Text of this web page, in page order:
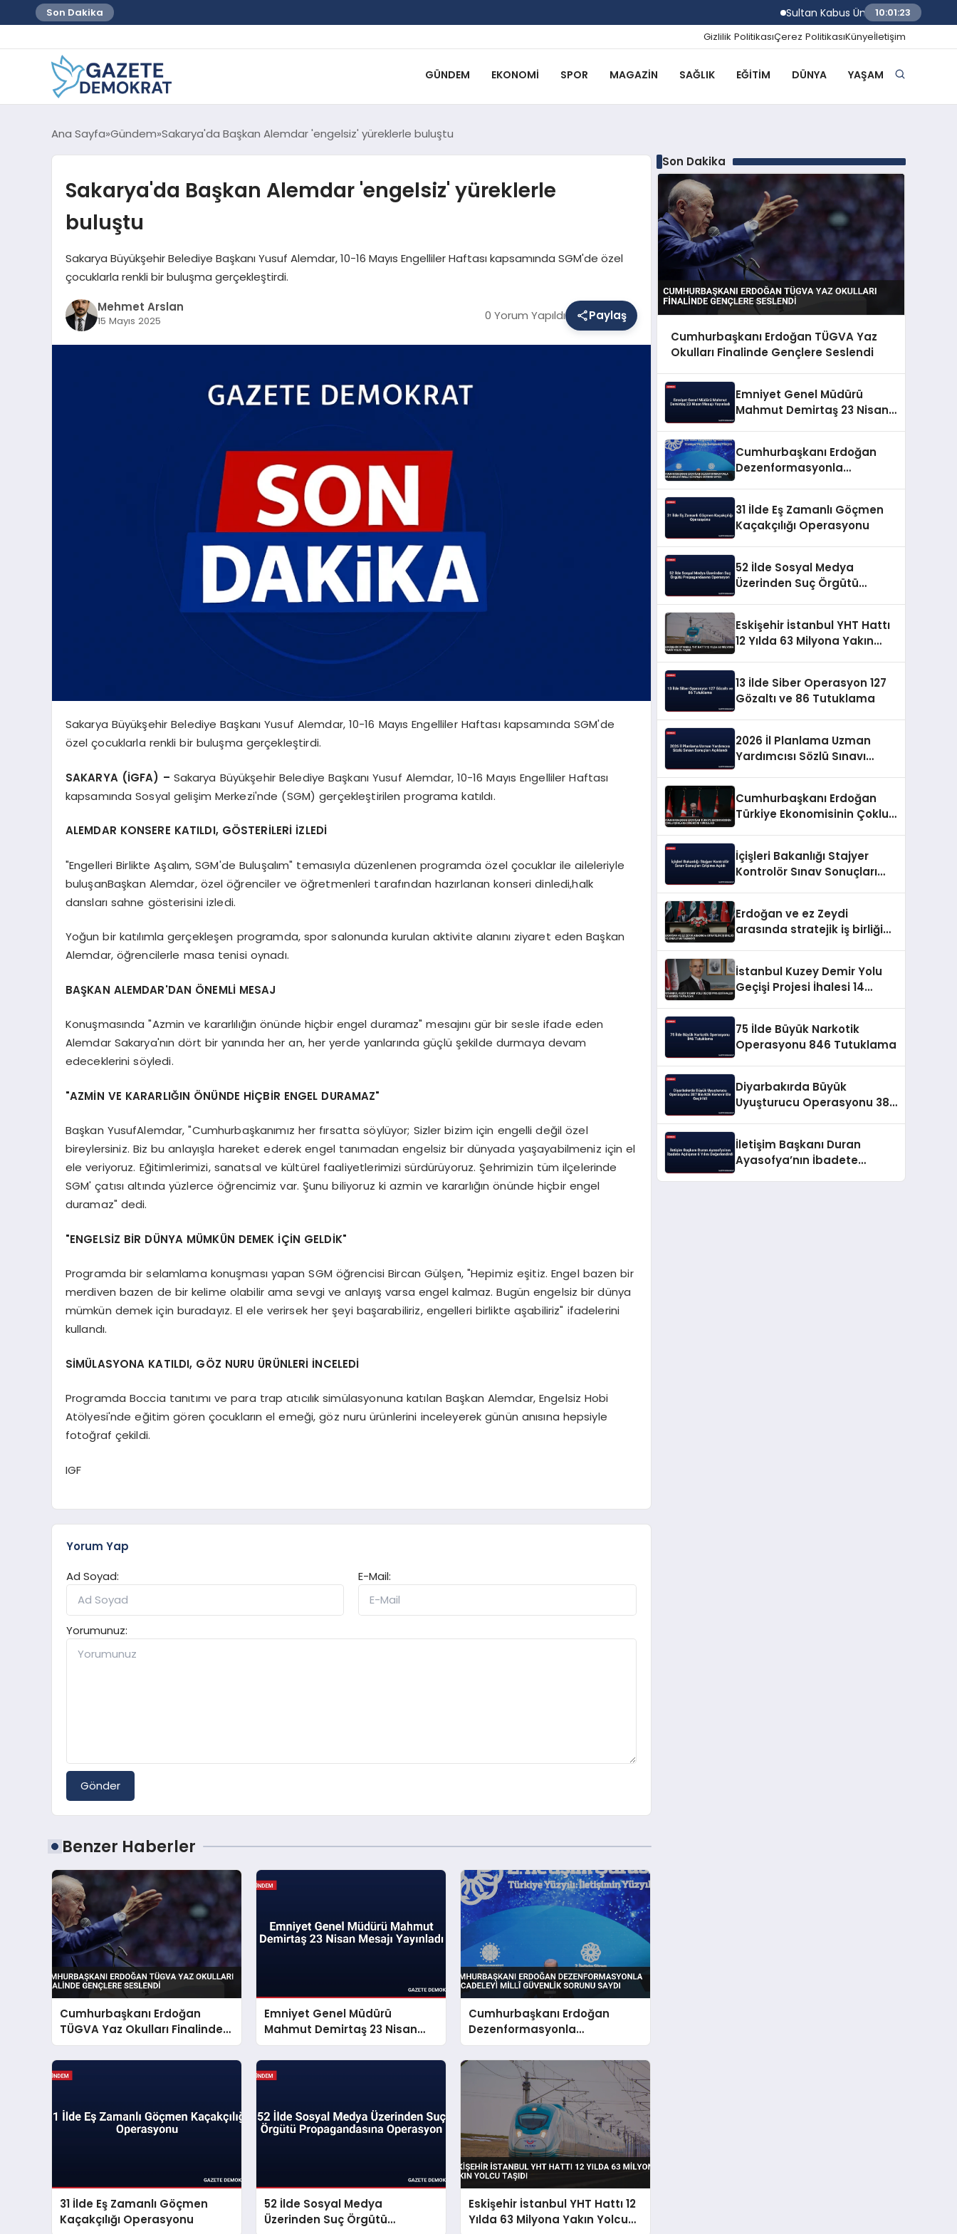
Son Dakika Sultan Kabus Üniversitesi Afaq Programı
10:01:24
Gizlilik PolitikasıÇerez PolitikasıKünyeİletişim
GÜNDEM EKONOMI SPOR MAGAZIN SAĞLIK EĞITIM DÜNYA YAŞAM
Ana Sayfa Gündem Sakarya'da Başkan Alemdar 'engelsiz' yüreklerle buluştu
Sakarya'da Başkan Alemdar 'engelsiz' yüreklerle
buluştu
Sakarya Büyükşehir Belediye Başkanı Yusuf Alemdar, 10-16 Mayıs Engelliler Haftası kapsamında SGM'de özel
çocuklarla renkli bir buluşma gerçekleştirdi.
Mehmet Arslan
15 Mayıs 2025 0 Yorum Yapıldı Paylaş
Sakarya Büyükşehir Belediye Başkanı Yusuf Alemdar, 10-16 Mayıs Engelliler Haftası kapsamında SGM'de
özel çocuklarla renkli bir buluşma gerçekleştirdi.
SAKARYA (İGFA) – Sakarya Büyükşehir Belediye Başkanı Yusuf Alemdar, 10-16 Mayıs Engelliler Haftası
kapsamında Sosyal gelişim Merkezi'nde (SGM) gerçekleştirilen programa katıldı.
ALEMDAR KONSERE KATILDI, GÖSTERİLERİ İZLEDİ
"Engelleri Birlikte Aşalım, SGM'de Buluşalım" temasıyla düzenlenen programda özel çocuklar ile aileleriyle
buluşanBaşkan Alemdar, özel öğrenciler ve öğretmenleri tarafından hazırlanan konseri dinledi,halk
dansları sahne gösterisini izledi.
Yoğun bir katılımla gerçekleşen programda, spor salonunda kurulan aktivite alanını ziyaret eden Başkan
Alemdar, öğrencilerle masa tenisi oynadı.
BAŞKAN ALEMDAR'DAN ÖNEMLİ MESAJ
Konuşmasında "Azmin ve kararlılığın önünde hiçbir engel duramaz" mesajını gür bir sesle ifade eden
Alemdar Sakarya'nın dört bir yanında her an, her yerde yanlarında güçlü şekilde durmaya devam
edeceklerini söyledi.
"AZMİN VE KARARLIĞIN ÖNÜNDE HİÇBİR ENGEL DURAMAZ"
Başkan YusufAlemdar, "Cumhurbaşkanımız her fırsatta söylüyor; Sizler bizim için engelli değil özel
bireylersiniz. Biz bu anlayışla hareket ederek engel tanımadan engelsiz bir dünyada yaşayabilmeniz için el
ele veriyoruz. Eğitimlerimizi, sanatsal ve kültürel faaliyetlerimizi sürdürüyoruz. Şehrimizin tüm ilçelerinde
SGM' çatısı altında yüzlerce öğrencimiz var. Şunu biliyoruz ki azmin ve kararlığın önünde hiçbir engel
duramaz" dedi.
"ENGELSİZ BİR DÜNYA MÜMKÜN DEMEK İÇİN GELDİK"
Programda bir selamlama konuşması yapan SGM öğrencisi Bircan Gülşen, "Hepimiz eşitiz. Engel bazen bir
merdiven bazen de bir kelime olabilir ama sevgi ve anlayış varsa engel kalmaz. Bugün engelsiz bir dünya
mümkün demek için buradayız. El ele verirsek her şeyi başarabiliriz, engelleri birlikte aşabiliriz" ifadelerini
kullandı.
SİMÜLASYONA KATILDI, GÖZ NURU ÜRÜNLERİ İNCELEDİ
Programda Boccia tanıtımı ve para trap atıcılık simülasyonuna katılan Başkan Alemdar, Engelsiz Hobi
Atölyesi'nde eğitim gören çocukların el emeği, göz nuru ürünlerini inceleyerek günün anısına hepsiyle
fotoğraf çekildi.
IGF
Yorum Yap
Ad Soyad:
E-Mail:
Yorumunuz:
Gönder
Benzer Haberler
Cumhurbaşkanı Erdoğan
TÜGVA Yaz Okulları Finalinde
Gençlere Seslendi
Emniyet Genel Müdürü
Mahmut Demirtaş 23 Nisan
Mesajı Yayınladı
Cumhurbaşkanı Erdoğan
Dezenformasyonla
Mücadeleyi Millî Güvenlik
Sorunu Saydı
31 İlde Eş Zamanlı Göçmen
Kaçakçılığı Operasyonu
52 İlde Sosyal Medya
Üzerinden Suç Örgütü
Eskişehir İstanbul YHT Hattı 12
Yılda 63 Milyona Yakın Yolcu
Son Dakika
Cumhurbaşkanı Erdoğan TÜGVA Yaz
Okulları Finalinde Gençlere Seslendi
Emniyet Genel Müdürü
Mahmut Demirtaş 23 Nisan
Cumhurbaşkanı Erdoğan
Dezenformasyonla
31 İlde Eş Zamanlı Göçmen
Kaçakçılığı Operasyonu
52 İlde Sosyal Medya
Üzerinden Suç Örgütü
Eskişehir İstanbul YHT Hattı
12 Yılda 63 Milyona Yakın
13 İlde Siber Operasyon 127
Gözaltı ve 86 Tutuklama
2026 İl Planlama Uzman
Yardımcısı Sözlü Sınavı
Cumhurbaşkanı Erdoğan
Türkiye Ekonomisinin Çoklu
İçişleri Bakanlığı Stajyer
Kontrolör Sınav Sonuçları
Erdoğan ve ez Zeydi
arasında stratejik iş birliği
İstanbul Kuzey Demir Yolu
Geçişi Projesi İhalesi 14
75 İlde Büyük Narkotik
Operasyonu 846 Tutuklama
Diyarbakırda Büyük
Uyuşturucu Operasyonu 387
İletişim Başkanı Duran
Ayasofya’nın İbadete